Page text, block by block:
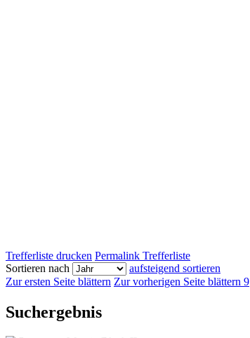
Trefferliste drucken Permalink Trefferliste
Sortieren nach
aufsteigend sortieren
Zur ersten Seite blättern Zur vorherigen Seite blättern 9
Suchergebnis